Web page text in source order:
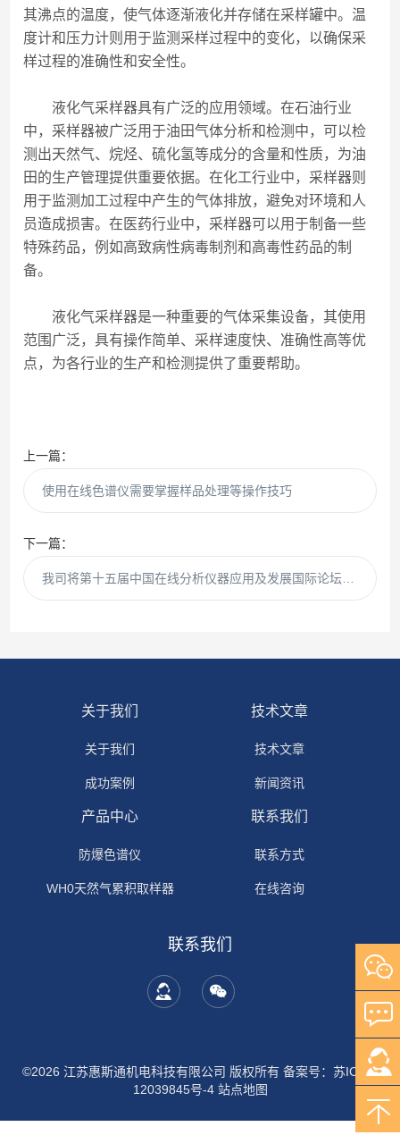
其沸点的温度，使气体逐渐液化并存储在采样罐中。温
度计和压力计则用于监测采样过程中的变化，以确保采
样过程的准确性和安全性。
液化气采样器具有广泛的应用领域。在石油行业
中，采样器被广泛用于油田气体分析和检测中，可以检
测出天然气、烷烃、硫化氢等成分的含量和性质，为油
田的生产管理提供重要依据。在化工行业中，采样器则
用于监测加工过程中产生的气体排放，避免对环境和人
员造成损害。在医药行业中，采样器可以用于制备一些
特殊药品，例如高致病性病毒制剂和高毒性药品的制
备。
液化气采样器是一种重要的气体采集设备，其使用
范围广泛，具有操作简单、采样速度快、准确性高等优
点，为各行业的生产和检测提供了重要帮助。
上一篇：
使用在线色谱仪需要掌握样品处理等操作技巧
下一篇：
关于我们
关于我们
成功案例
技术文章
技术文章
新闻资讯
产品中心
防爆色谱仪
WH0天然气累积取样器
联系我们
联系方式
在线咨询
联系我们
©2026 江苏惠斯通机电科技有限公司 版权所有 备案号：苏ICP备
12039845号-4 站点地图